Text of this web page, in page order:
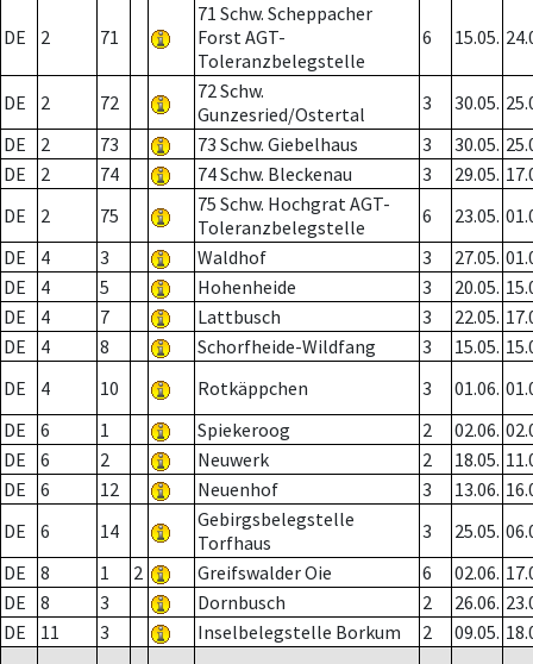
DE 2 71
71 Schw. Scheppacher
Forst AGT-
Toleranzbelegstelle
6 15.05.
DE 2 72
72 Schw.
Gunzesried/Ostertal
3 30.05.
DE
2 73 73 Schw. Giebelhaus 3 30.05.
DE
2 74 74 Schw. Bleckenau 3 29.05.
DE
2 75
75 Schw. Hochgrat AGT-
Toleranzbelegstelle
6 23.05.
DE
4 3 Waldhof 3 27.05.
DE
4 5 Hohenheide 3 20.05.
DE
4 7 Lattbusch 3 22.05.
DE
4 8 Schorfheide-Wildfang 3 15.05.
DE
4 10 Rotkäppchen 3 01.06.
DE
6 1 Spiekeroog 2 02.06.
DE
6 2 Neuwerk 2 18.05.
DE
6 12 Neuenhof 3 13.06.
DE
6 14
Gebirgsbelegstelle
Torfhaus
3 25.05.
DE
8 1 2 Greifswalder Oie 6 02.06.
DE
8 3 Dornbusch 2 26.06.
DE
11 3 Inselbelegstelle Borkum 2 09.05.